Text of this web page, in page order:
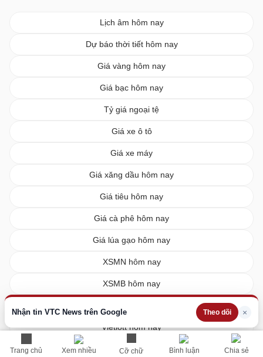
Trang chủ Xem nhiều Cỡ chữ Bình luận Chia sẻ
Nhận tin VTC News trên Google Theo dõi ×
Lịch âm hôm nay
Dự báo thời tiết hôm nay
Giá vàng hôm nay
Giá bạc hôm nay
Tỷ giá ngoại tệ
Giá xe ô tô
Giá xe máy
Giá xăng dầu hôm nay
Giá tiêu hôm nay
Giá cà phê hôm nay
Giá lúa gạo hôm nay
XSMN hôm nay
XSMB hôm nay
Vietlott hôm nay